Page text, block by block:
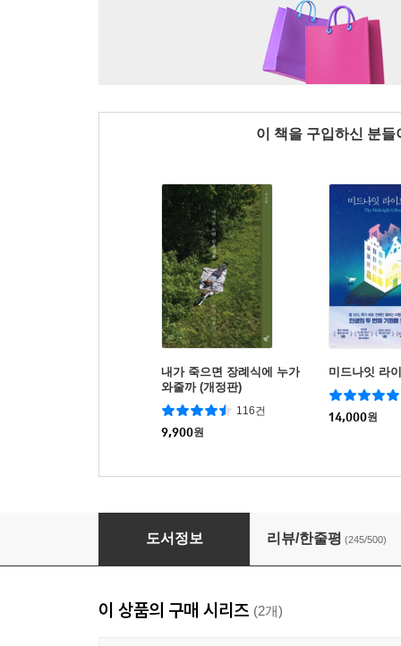
이 책을 구입하신 분
내가 죽으면 장례식에 누가
와줄까 (개정판)
116건
9,900원
미드나잇 라
14,000원
죽고 싶지만 떡볶이는 먹고 싶어
도서정보 리뷰/한줄평 (245/500)
이 상품의 구매 시리즈 (2개)